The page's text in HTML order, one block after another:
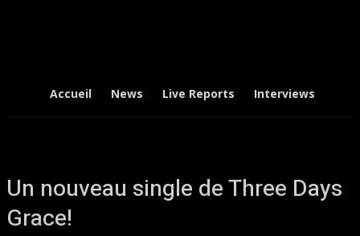
Accueil News Live Reports Interviews
Un nouveau single de Three Days
Grace!